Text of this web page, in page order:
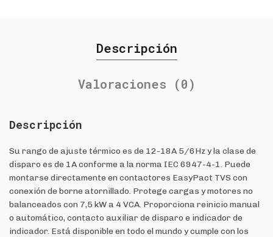
Descripción
Valoraciones (0)
Descripción
Su rango de ajuste térmico es de 12-18A 5/6Hz y la clase de
disparo es de 1A conforme a la norma IEC 6947-4-1. Puede
montarse directamente en contactores EasyPact TVS con
conexión de borne atornillado. Protege cargas y motores no
balanceados con 7,5 kW a 4 VCA. Proporciona reinicio manual
o automático, contacto auxiliar de disparo e indicador de
indicador. Está disponible en todo el mundo y cumple con los